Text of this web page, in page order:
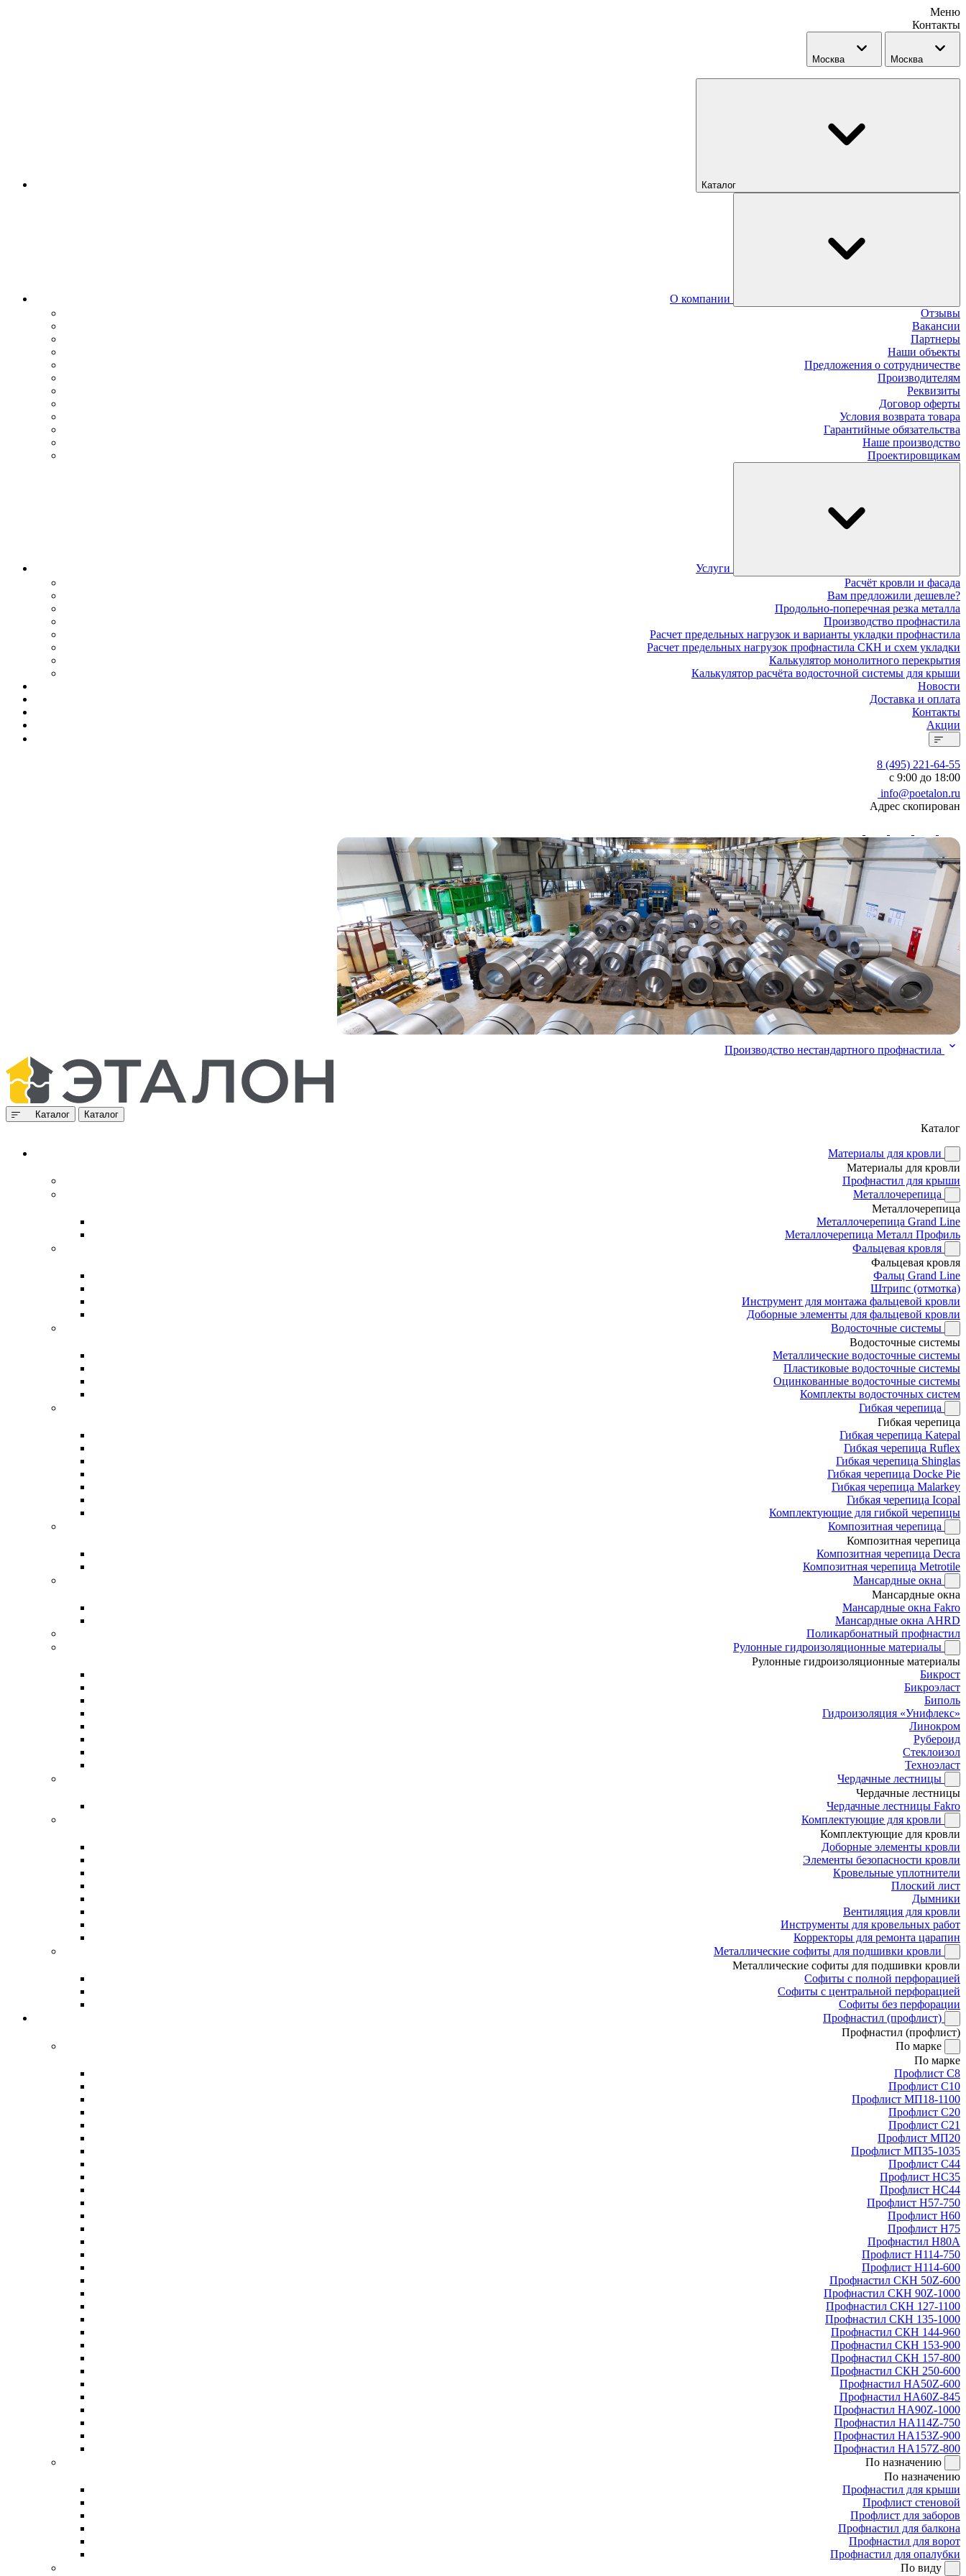
Меню
Контакты
Москва Москва
Каталог
О компании
Отзывы
Вакансии
Партнеры
Наши объекты
Предложения о сотрудничестве
Производителям
Реквизиты
Договор оферты
Условия возврата товара
Гарантийные обязательства
Наше производство
Проектировщикам
Услуги
Расчёт кровли и фасада
Вам предложили дешевле?
Продольно-поперечная резка металла
Производство профнастила
Расчет предельных нагрузок и варианты укладки профнастила
Расчет предельных нагрузок профнастила СКН и схем укладки
Калькулятор монолитного перекрытия
Калькулятор расчёта водосточной системы для крыши
Новости
Доставка и оплата
Контакты
Акции
8 (495) 221-64-55
с 9:00 до 18:00
info@poetalon.ru
Адрес скопирован
Производство нестандартного профнастила
Каталог Каталог
Каталог
Материалы для кровли
Материалы для кровли
Профнастил для крыши
Металлочерепица
Металлочерепица
Металлочерепица Grand Line
Металлочерепица Металл Профиль
Фальцевая кровля
Фальцевая кровля
Фальц Grand Line
Штрипс (отмотка)
Инструмент для монтажа фальцевой кровли
Доборные элементы для фальцевой кровли
Водосточные системы
Водосточные системы
Металлические водосточные системы
Пластиковые водосточные системы
Оцинкованные водосточные системы
Комплекты водосточных систем
Гибкая черепица
Гибкая черепица
Гибкая черепица Katepal
Гибкая черепица Ruflex
Гибкая черепица Shinglas
Гибкая черепица Docke Pie
Гибкая черепица Malarkey
Гибкая черепица Icopal
Комплектующие для гибкой черепицы
Композитная черепица
Композитная черепица
Композитная черепица Decra
Композитная черепица Metrotile
Мансардные окна
Мансардные окна
Мансардные окна Fakro
Мансардные окна AHRD
Поликарбонатный профнастил
Рулонные гидроизоляционные материалы
Рулонные гидроизоляционные материалы
Бикрост
Бикроэласт
Биполь
Гидроизоляция «Унифлекс»
Линокром
Рубероид
Стеклоизол
Техноэласт
Чердачные лестницы
Чердачные лестницы
Чердачные лестницы Fakro
Комплектующие для кровли
Комплектующие для кровли
Доборные элементы кровли
Элементы безопасности кровли
Кровельные уплотнители
Плоский лист
Дымники
Вентиляция для кровли
Инструменты для кровельных работ
Корректоры для ремонта царапин
Металлические софиты для подшивки кровли
Металлические софиты для подшивки кровли
Софиты с полной перфорацией
Софиты с центральной перфорацией
Софиты без перфорации
Профнастил (профлист)
Профнастил (профлист)
По марке
По марке
Профлист С8
Профлист С10
Профлист МП18-1100
Профлист С20
Профлист С21
Профлист МП20
Профлист МП35-1035
Профлист С44
Профлист НС35
Профлист НС44
Профлист Н57-750
Профлист Н60
Профлист Н75
Профнастил Н80А
Профлист Н114-750
Профлист Н114-600
Профнастил СКН 50Z-600
Профнастил СКН 90Z-1000
Профнастил СКН 127-1100
Профнастил СКН 135-1000
Профнастил СКН 144-960
Профнастил СКН 153-900
Профнастил СКН 157-800
Профнастил СКН 250-600
Профнастил НА50Z-600
Профнастил НА60Z-845
Профнастил НА90Z-1000
Профнастил НА114Z-750
Профнастил НА153Z-900
Профнастил НА157Z-800
По назначению
По назначению
Профнастил для крыши
Профлист стеновой
Профлист для заборов
Профнастил для балкона
Профнастил для ворот
Профнастил для опалубки
По виду